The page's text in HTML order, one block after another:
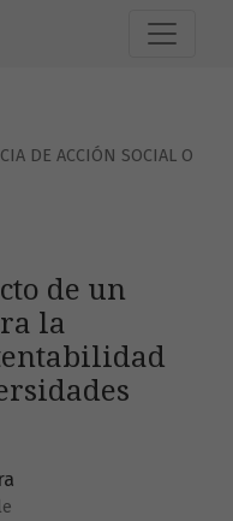
DE ACCIÓN SOCIAL O
de un
la